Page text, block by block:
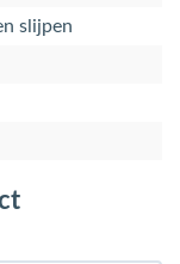
slijpen